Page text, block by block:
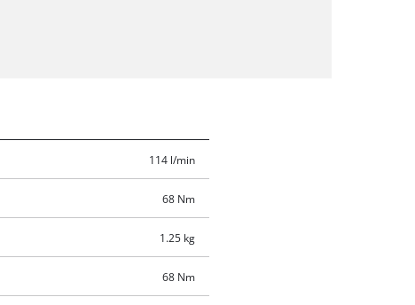
114 l/min
68 Nm
1.25 kg
68 Nm